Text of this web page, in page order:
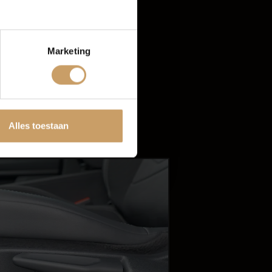
Marketing
Alles toestaan
Multimedia-